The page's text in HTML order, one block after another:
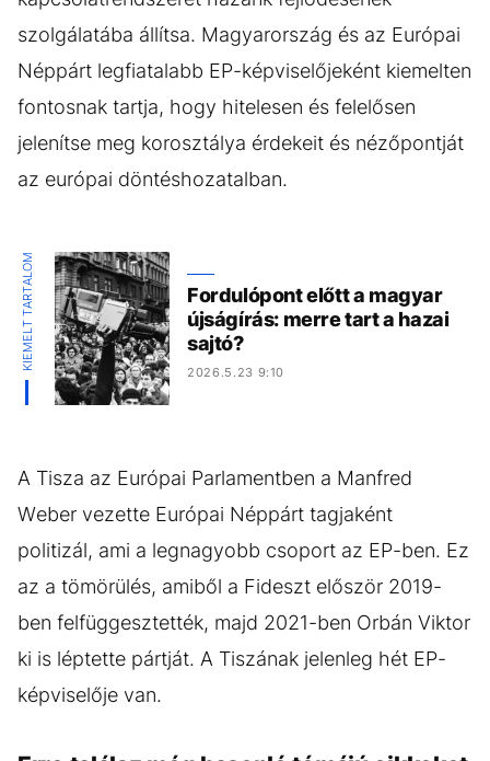
szolgálatába állítsa. Magyarország és az Európai
Néppárt legfiatalabb EP-képviselőjeként kiemelten
fontosnak tartja, hogy hitelesen és felelősen
jelenítse meg korosztálya érdekeit és nézőpontját
az európai döntéshozatalban.
KIEMELT TARTALOM
Fordulópont előtt a magyar
újságírás: merre tart a hazai
sajtó?
2026.5.23 9:10
A Tisza az Európai Parlamentben a Manfred
Weber vezette Európai Néppárt tagjaként
politizál, ami a legnagyobb csoport az EP-ben. Ez
az a tömörülés, amiből a Fideszt először 2019-
ben felfüggesztették, majd 2021-ben Orbán Viktor
ki is léptette pártját. A Tiszának jelenleg hét EP-
képviselője van.